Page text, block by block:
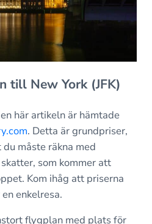
till New York (JFK)
här artikeln är hämtade
. Detta är grundpriser,
måste räkna med
som kommer att
Kom ihåg att priserna
enkelresa.
flygplan med plats för